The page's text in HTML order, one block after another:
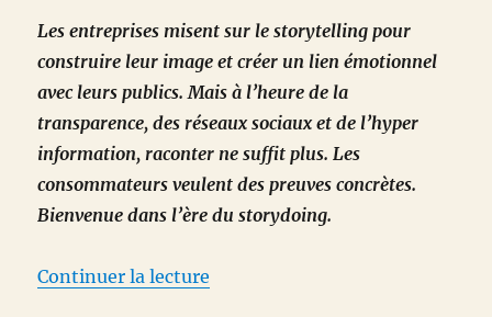
Les entreprises misent sur le storytelling pour
construire leur image et créer un lien émotionnel
avec leurs publics. Mais à l’heure de la
transparence, des réseaux sociaux et de l’hyper
information, raconter ne suffit plus. Les
consommateurs veulent des preuves concrètes.
Bienvenue dans l’ère du storydoing.
Continuer la lecture